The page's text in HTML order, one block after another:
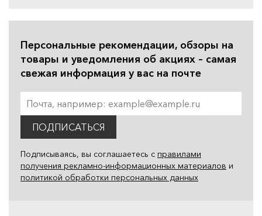
Персональные рекомендации, обзоры на
товары и уведомления об акциях – самая
свежая информация у вас на почте
ПОДПИСАТЬСЯ
Подписываясь, вы соглашаетесь с правилами
получения рекламно-информационных материалов и
политикой обработки персональных данных